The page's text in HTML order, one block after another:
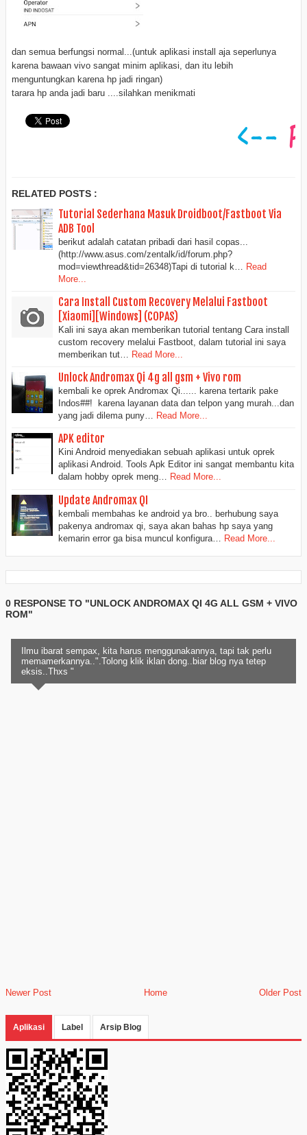
dan semua berfungsi normal...(untuk aplikasi install aja seperlunya
karena bawaan vivo sangat minim aplikasi, dan itu lebih
menguntungkan karena hp jadi ringan)
tarara hp anda jadi baru ....silahkan menikmati
RELATED POSTS :
Tutorial Sederhana Masuk Droidboot/Fastboot Via
ADB Tool
berikut adalah catatan pribadi dari hasil copas...
(http://www.asus.com/zentalk/id/forum.php?
mod=viewthread&tid=26348)Tapi di tutorial k…
Read
More...
Cara Install Custom Recovery Melalui Fastboot
[Xiaomi][Windows] (COPAS)
Kali ini saya akan memberikan tutorial tentang Cara install
custom recovery melalui Fastboot, dalam tutorial ini saya
memberikan tut…
Read More...
Unlock Andromax Qi 4g all gsm + Vivo rom
kembali ke oprek Andromax Qi...... karena tertarik pake
Indos##! karena layanan data dan telpon yang murah...dan
yang jadi dilema puny… Read More...
APK editor
Kini Android menyediakan sebuah aplikasi untuk oprek
aplikasi Android. Tools Apk Editor ini sangat membantu kita
dalam hobby oprek meng… Read More...
Update Andromax QI
kembali membahas ke android ya bro.. berhubung saya
pakenya andromax qi, saya akan bahas hp saya yang
kemarin error ga bisa muncul konfigura…
Read More...
0 RESPONSE TO "UNLOCK ANDROMAX QI 4G ALL GSM + VIVO
ROM"
Ilmu ibarat sempax, kita harus menggunakannya, tapi tak perlu
memamerkannya..".Tolong klik iklan dong..biar blog nya tetep
eksis..Thxs "
Newer Post Older Post
Home
Aplikasi Label Arsip Blog